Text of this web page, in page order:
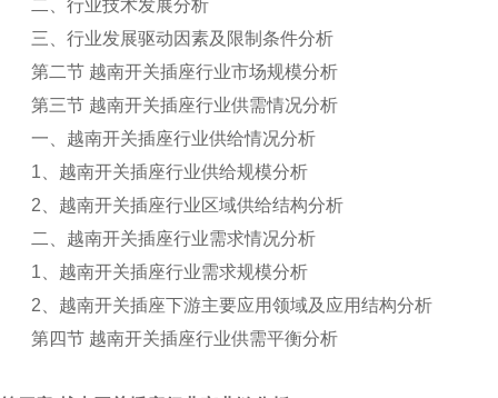
二、行业技术发展分析
三、行业发展驱动因素及限制条件分析
第二节 越南开关插座行业市场规模分析
第三节 越南开关插座行业供需情况分析
一、越南开关插座行业供给情况分析
1 、越南开关插座行业供给规模分析
2 、越南开关插座行业区域供给结构分析
二、越南开关插座行业需求情况分析
1 、越南开关插座行业需求规模分析
2 、越南开关插座下游主要应用领域及应用结构分析
第四节 越南开关插座行业供需平衡分析